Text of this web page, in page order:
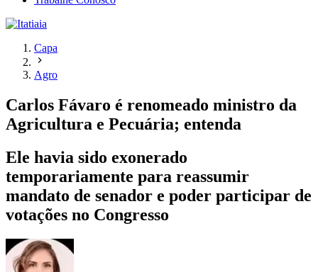
Capa
Agro
Carlos Fávaro é renomeado ministro da
Agricultura e Pecuária; entenda
Ele havia sido exonerado
temporariamente para reassumir
mandato de senador e poder participar de
votações no Congresso